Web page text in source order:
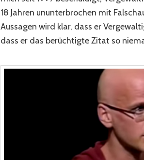
18 Jahren ununterbrochen mit
Aussagen wird klar, dass er
dass er das berüchtigte Zitat so